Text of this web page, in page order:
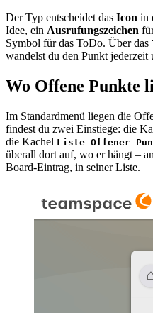
Der Typ entscheidet das Icon in
Idee, ein Ausrufungszeichen
Symbol für das ToDo. Über das
wandelst du den Punkt jederzeit
Wo Offene Punkte
Im Standardmenü liegen die
findest du zwei Einstiege: die
die Kachel Liste Offener
überall dort auf, wo er hängt –
Board-Eintrag, in seiner Liste.